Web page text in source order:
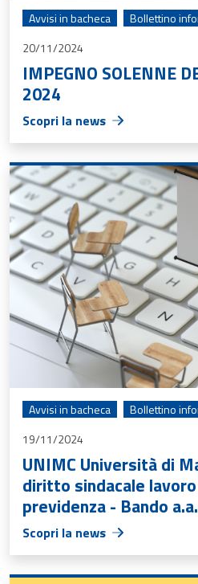
Avvisi in bacheca
Bollettino
20/11/2024
IMPEGNO SOLENNE
2024
Scopri la news
Avvisi in bacheca
Bollettino
19/11/2024
UNIMC Università di
diritto sindacale
previdenza - Bando
Scopri la news